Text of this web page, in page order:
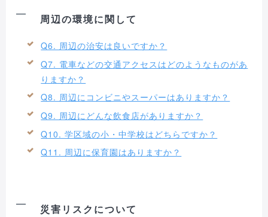
周辺の環境に関して
Q6. 周辺の治安は良いですか？
Q7. 電車などの交通アクセスはどのようなものがあ
りますか？
Q8. 周辺にコンビニやスーパーはありますか？
Q9. 周辺にどんな飲食店がありますか？
Q10. 学区域の小・中学校はどちらですか？
Q11. 周辺に保育園はありますか？
災害リスクについて